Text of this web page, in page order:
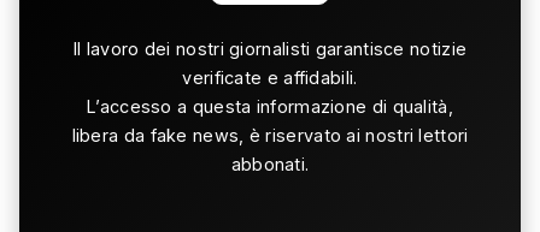
Il lavoro dei nostri giornalisti garantisce notizie
verificate e affidabili.
L’accesso a questa informazione di qualità,
libera da fake news, è riservato ai nostri lettori
abbonati.